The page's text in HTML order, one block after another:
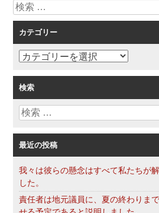
シ
ョ
ン
検
索
カテゴリー
カ
ゴ
リ
ー
検索
検
最近の投稿
我々は彼らの懸念はすべて私たちが
した。
責任者は地元議員に、夏の終わりま